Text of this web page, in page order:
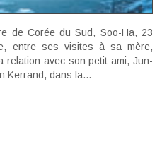
de Corée du Sud, Soo-Ha, 23
entre ses visites à sa mère,
relation avec son petit ami, Jun-
Kerrand, dans la...